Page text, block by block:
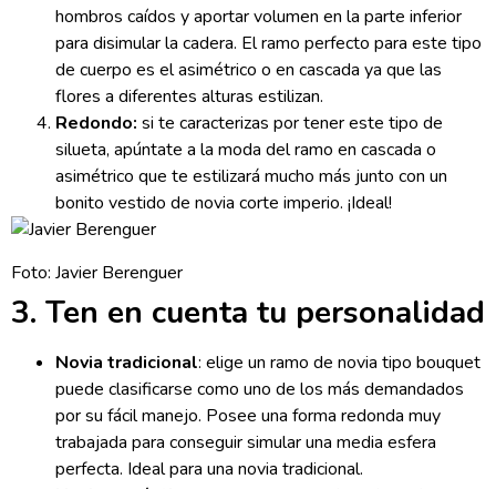
hombros caídos y aportar volumen en la parte inferior
para disimular la cadera. El ramo perfecto para este tipo
de cuerpo es el asimétrico o en cascada ya que las
flores a diferentes alturas estilizan.
Redondo: si te caracterizas por tener este tipo de
silueta, apúntate a la moda del ramo en cascada o
asimétrico que te estilizará mucho más junto con un
bonito vestido de novia corte imperio. ¡Ideal!
Foto: Javier Berenguer
3. Ten en cuenta tu personalidad
Novia tradicional: elige un ramo de novia tipo bouquet
puede clasificarse como uno de los más demandados
por su fácil manejo. Posee una forma redonda muy
trabajada para conseguir simular una media esfera
perfecta. Ideal para una novia tradicional.